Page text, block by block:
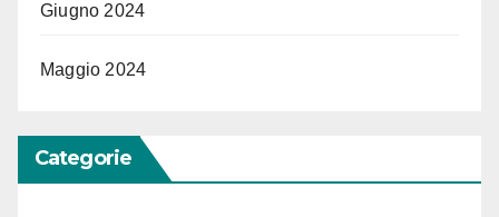
Giugno 2024
Maggio 2024
Categorie